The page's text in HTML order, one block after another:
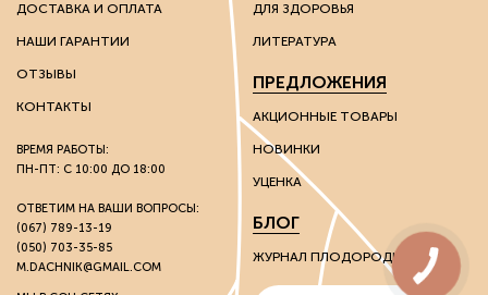
ДОСТАВКА И ОПЛАТА
НАШИ ГАРАНТИИ
ОТЗЫВЫ
КОНТАКТЫ
ВРЕМЯ РАБОТЫ:
ПН-ПТ: С 10:00 ДО 18:00
ОТВЕТИМ НА ВАШИ ВОПРОСЫ:
(067) 789-13-19
(050) 703-35-85
M.DACHNIK@GMAIL.COM
ДЛЯ ЗДОРОВЬЯ
ЛИТЕРАТУРА
ПРЕДЛОЖЕНИЯ
АКЦИОННЫЕ ТОВАРЫ
НОВИНКИ
УЦЕНКА
БЛОГ
ЖУРНАЛ ПЛОДОРОДИЯ
КНОПКА
ЗВ'ЯЗКУ